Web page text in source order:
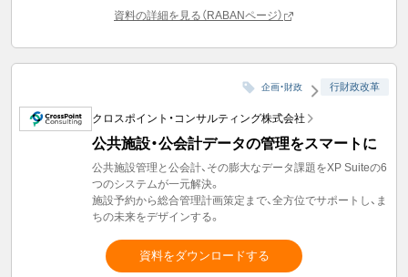
資料の詳細を見る（RABANページ）
企画・財政 行財政改革
クロスポイント・コンサルティング株式会社
公共施設・公会計データの管理をスマートに
公共施設管理と公会計、その膨大なデータ課題をXP Suiteの6
つのシステムが一元解決。
施設予約から総合管理計画策定まで、全方位でサポートし、ま
ちの未来をデザインする。
資料をダウンロードする